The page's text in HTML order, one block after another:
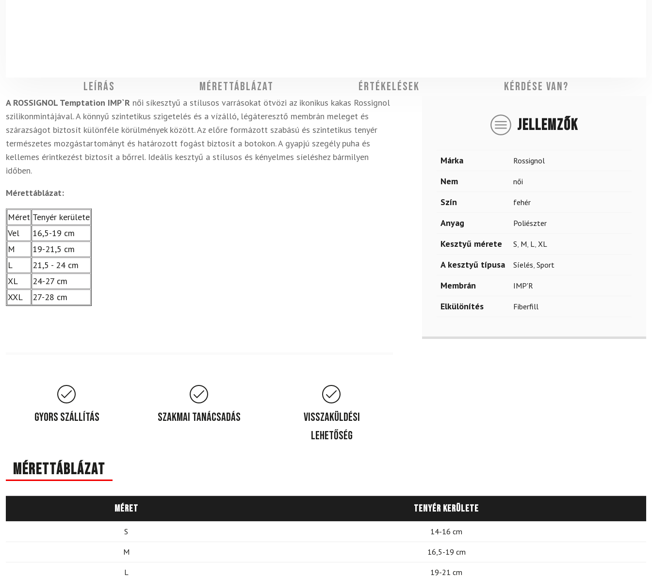
Leírás Mérettáblázat Értékelések Kérdése van?
A ROSSIGNOL Temptation IMP`R női síkesztyű a stílusos varrásokat ötvözi az ikonikus kakas Rossignol
szilikonmintájával. A könnyű szintetikus szigetelés és a vízálló, légáteresztő membrán meleget és
szárazságot biztosít különféle körülmények között. Az előre formázott szabású és szintetikus tenyér
természetes mozgástartományt és határozott fogást biztosít a botokon. A gyapjú szegély puha és
kellemes érintkezést biztosít a bőrrel. Ideális kesztyű a stílusos és kényelmes síeléshez bármilyen
időben.
Mérettáblázat:
Méret Tenyér kerülete
Vel
16,5-19 cm
M
19-21,5 cm
L
21,5 - 24 cm
XL
24-27 cm
XXL
27-28 cm
Gyors szállítás Szakmai tanácsadás
Visszaküldési
lehetőség
JELLEMZŐK
Márka Rossignol
Nem női
Szín fehér
Anyag Poliészter
Kesztyű mérete S, M, L, XL
A kesztyű típusa Síelés, Sport
Membrán IMP'R
Elkülönítés Fiberfill
Mérettáblázat
Méret Tenyér kerülete
S 14-16 cm
M 16,5-19 cm
L 19-21 cm